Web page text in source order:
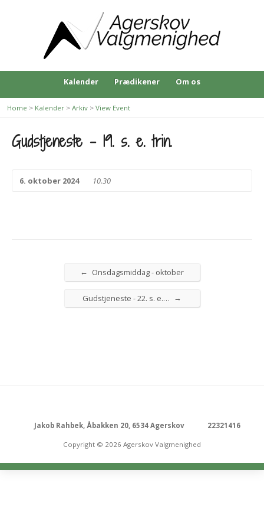
Kalender Prædikener Om os
Home > Kalender > Arkiv > View Event
Gudstjeneste – 19. s. e. trin.
6. oktober 2024 10.30
← Onsdagsmiddag - oktober
Gudstjeneste - 22. s. e.… →
Jakob Rahbek, Åbakken 20, 6534 Agerskov 22321416
Copyright © 2026 Agerskov Valgmenighed